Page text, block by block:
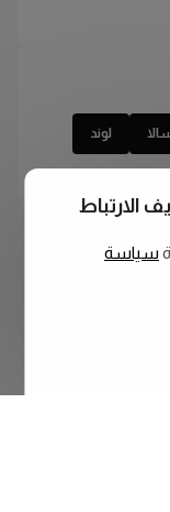
لوند
الارتباط
سياسة